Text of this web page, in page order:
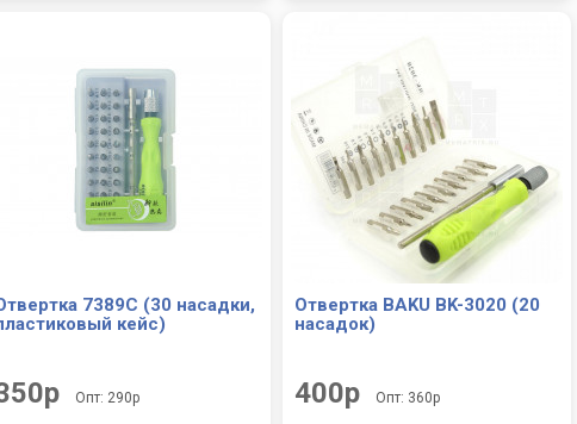
7389C (30 насадки,
кейс)
Опт: 290р
Отвертка BAKU BK-3020 (20
насадок)
400р Опт: 360р